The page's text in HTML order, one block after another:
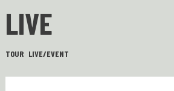
LIVE
TOUR LIVE/EVENT